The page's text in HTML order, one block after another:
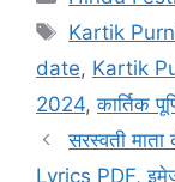
a
e
g
o
r
T
a
s
Kartik
date, Kartik
2024,कार्तिक
सरस्वती
Lyrics PDF,